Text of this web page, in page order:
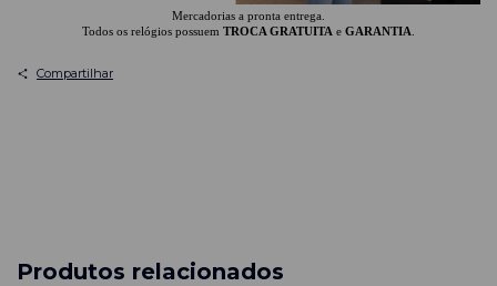
Mercadorias a pronta entrega.
Todos os relógios possuem TROCA GRATUITA e GARANTIA
Compartilhar
Produtos relacionados